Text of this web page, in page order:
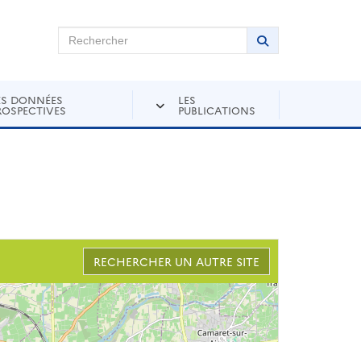
sur Andra Inventaire Rechercher
Lancer la
DONNÉES LES
PUBLICATIONS
RECHERCHER UN AUTRE SITE